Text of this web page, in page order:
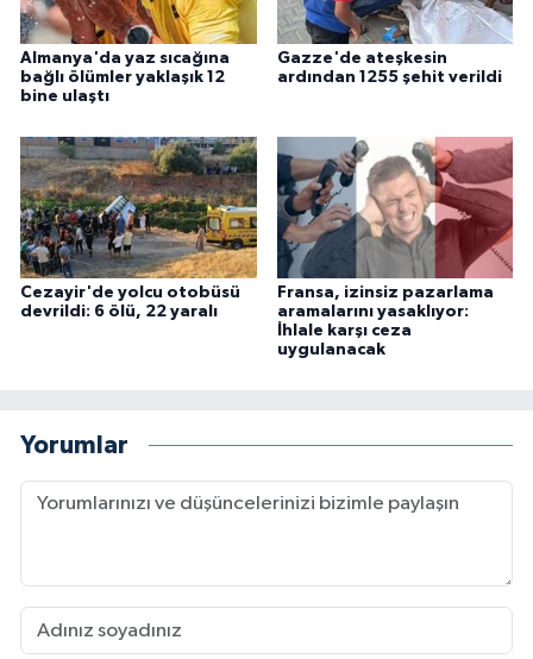
Almanya'da yaz sıcağına
bağlı ölümler yaklaşık 12
bine ulaştı
Gazze'de ateşkesin
ardından 1255 şehit verildi
Cezayir'de yolcu otobüsü
devrildi: 6 ölü, 22 yaralı
Fransa, izinsiz pazarlama
aramalarını yasaklıyor:
İhlale karşı ceza
uygulanacak
Yorumlar